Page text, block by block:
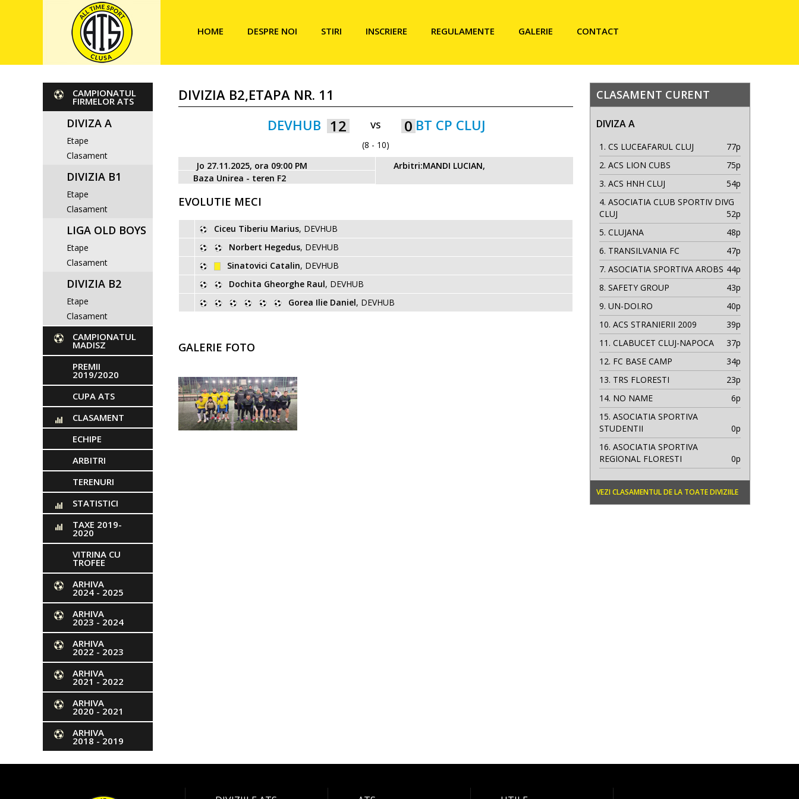
HOME DESPRE NOI STIRI INSCRIERE REGULAMENTE GALERIE CONTACT
CAMPIONATUL
FIRMELOR ATS
DIVIZA A
Etape
Clasament
DIVIZIA B1
Etape
Clasament
LIGA OLD BOYS
Etape
Clasament
DIVIZIA B2
Etape
Clasament
CAMPIONATUL
MADISZ
PREMII
2019/2020
CUPA ATS
CLASAMENT
ECHIPE
ARBITRI
TERENURI
STATISTICI
TAXE 2019-
2020
VITRINA CU
TROFEE
ARHIVA
2024 - 2025
ARHIVA
2023 - 2024
ARHIVA
2022 - 2023
ARHIVA
2021 - 2022
ARHIVA
2020 - 2021
ARHIVA
2018 - 2019
DIVIZIA B2,ETAPA NR. 11
DEVHUB 12 VS 0 BT CP CLUJ
(8 - 10)
Jo 27.11.2025, ora 09:00 PM
Baza Unirea - teren F2
Arbitri:MANDI LUCIAN,
EVOLUTIE MECI
Ciceu Tiberiu Marius, DEVHUB
Norbert Hegedus, DEVHUB
Sinatovici Catalin, DEVHUB
Dochita Gheorghe Raul, DEVHUB
Gorea Ilie Daniel, DEVHUB
GALERIE FOTO
CLASAMENT CURENT
DIVIZA A
1. CS LUCEAFARUL CLUJ
77p
2. ACS LION CUBS
75p
3. ACS HNH CLUJ
54p
4. ASOCIATIA CLUB SPORTIV DIVG
CLUJ
52p
5. CLUJANA
48p
6. TRANSILVANIA FC
47p
7. ASOCIATIA SPORTIVA AROBS 44p
8. SAFETY GROUP
43p
9. UN-DOI.RO
40p
10. ACS STRANIERII 2009
39p
11. CLABUCET CLUJ-NAPOCA
37p
12. FC BASE CAMP
34p
13. TRS FLORESTI
23p
14. NO NAME
6p
15. ASOCIATIA SPORTIVA
STUDENTII
0p
16. ASOCIATIA SPORTIVA
REGIONAL FLORESTI
0p
VEZI CLASAMENTUL DE LA TOATE DIVIZIILE